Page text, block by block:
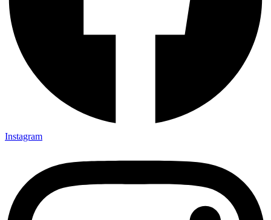
Instagram